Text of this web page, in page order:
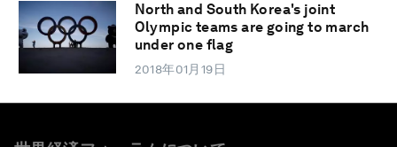
North and South Korea's joint
Olympic teams are going to march
under one flag
2018年01月19日